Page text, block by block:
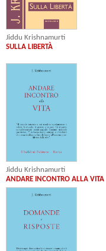
Jiddu Krishnamurti
SULLA LIBERTÀ
Jiddu Krishnamurti
ANDARE INCONTRO ALLA VITA